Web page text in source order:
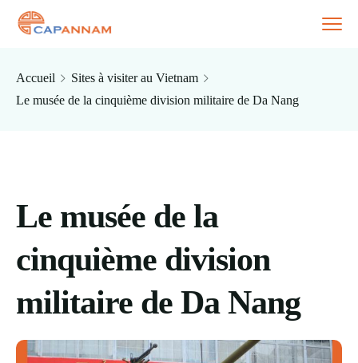
Accueil
Sites à visiter au Vietnam
Le musée de la cinquième division militaire de Da Nang
Le musée de la
cinquième division
militaire de Da Nang